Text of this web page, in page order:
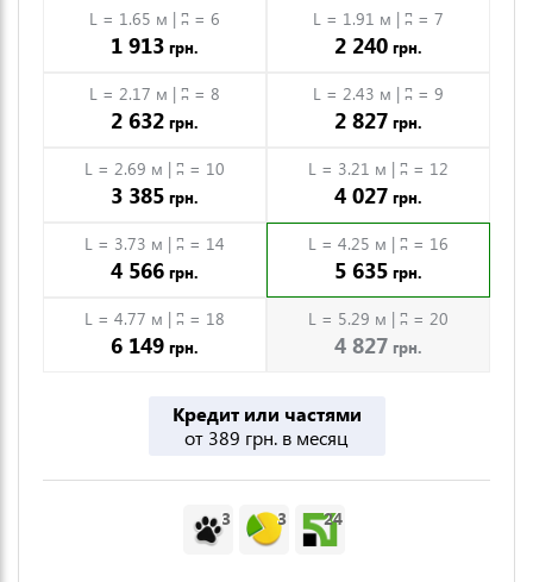
L = 1.65 м | ʭ = 6
1 913 грн.
L = 1.91 м | ʭ = 7
2 240 грн.
L = 2.17 м | ʭ = 8
2 632 грн.
L = 2.43 м | ʭ = 9
2 827 грн.
L = 2.69 м | ʭ = 10
3 385 грн.
L = 3.21 м | ʭ = 12
4 027 грн.
L = 3.73 м | ʭ = 14
4 566 грн.
L = 4.25 м | ʭ = 16
5 635 грн.
L = 4.77 м | ʭ = 18
6 149 грн.
L = 5.29 м | ʭ = 20
4 827 грн.
Кредит или частями
от 389 грн. в месяц
3 3 24